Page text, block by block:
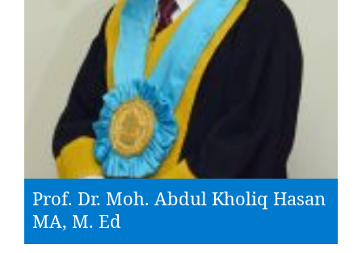
Prof. Dr. Moh. Abdul Kholiq Hasan
MA, M. Ed